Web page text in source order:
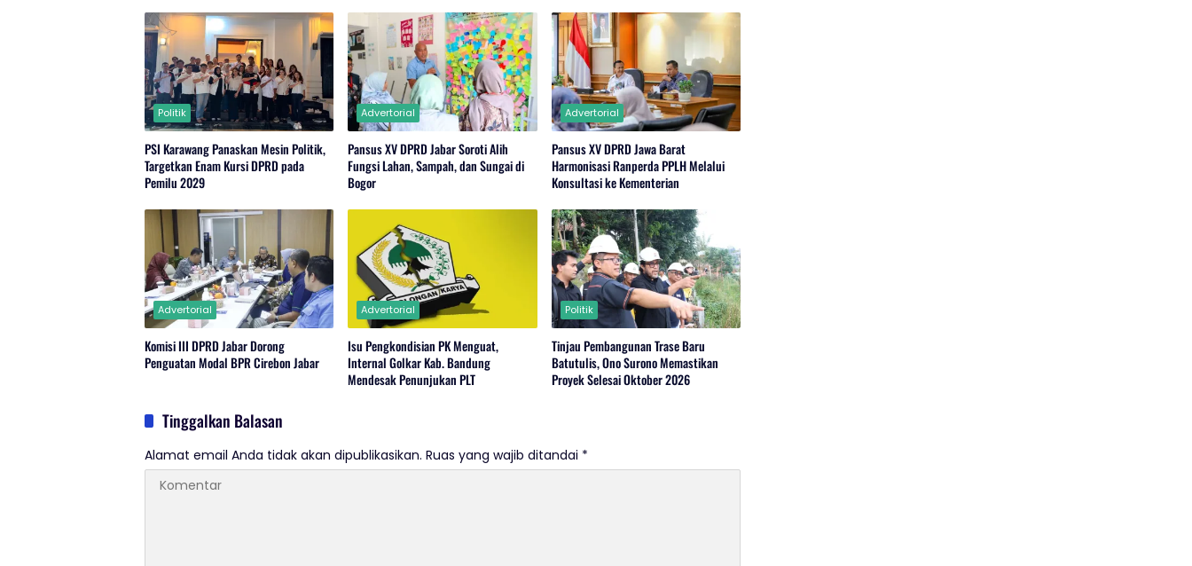
Politik
PSI Karawang Panaskan Mesin Politik,
Targetkan Enam Kursi DPRD pada
Pemilu 2029
Advertorial
Pansus XV DPRD Jabar Soroti Alih
Fungsi Lahan, Sampah, dan Sungai di
Bogor
Advertorial
Pansus XV DPRD Jawa Barat
Harmonisasi Ranperda PPLH Melalui
Konsultasi ke Kementerian
Advertorial
Komisi III DPRD Jabar Dorong
Penguatan Modal BPR Cirebon Jabar
Advertorial
Isu Pengkondisian PK Menguat,
Internal Golkar Kab. Bandung
Mendesak Penunjukan PLT
Politik
Tinjau Pembangunan Trase Baru
Batutulis, Ono Surono Memastikan
Proyek Selesai Oktober 2026
Tinggalkan Balasan
Alamat email Anda tidak akan dipublikasikan. Ruas yang wajib ditandai *